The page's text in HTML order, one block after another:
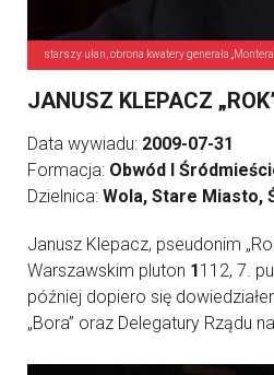
starszy ułan, obrona kwatery generała
JANUSZ KLEPACZ
Data wywiadu: 2009-07-31
Formacja: Obwód I
Dzielnica: Wola, Stare Miasto,
Janusz Klepacz, pseudonim
Warszawskim pluton 1112, 7.
później dopiero się
„Bora” oraz Delegatury Rządu